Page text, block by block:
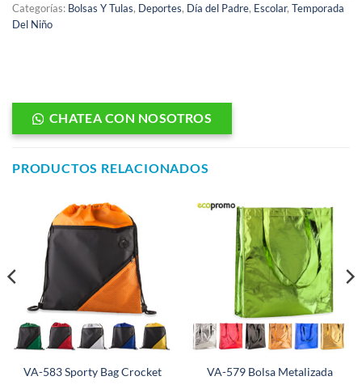
Categorías: Bolsas Y Tulas, Deportes, Día del Padre, Escolar, Temporada
Del Niño
CHATEA CON NOSOTROS
PRODUCTOS RELACIONADOS
VA-583 Sporty Bag Crocket VA-579 Bolsa Metalizada